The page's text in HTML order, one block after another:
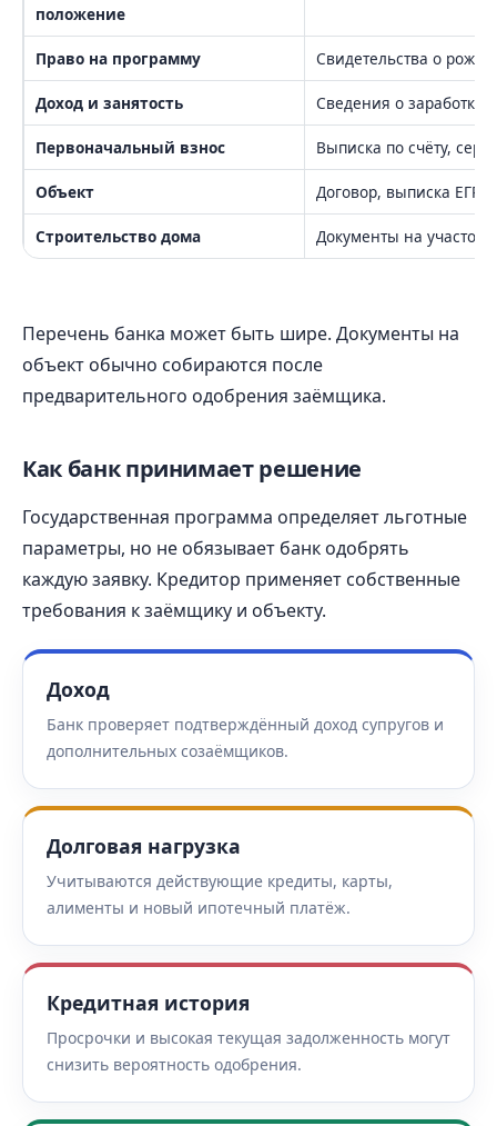
положение
Право на программу Свидетельства о
Доход и занятость Сведения о заработке,
Первоначальный взнос Выписка по счёту,
Объект Договор, выписка
Строительство дома Документы на участок,
Перечень банка может быть шире. Документы на
объект обычно собираются после
предварительного одобрения заёмщика.
Как банк принимает решение
Государственная программа определяет льготные
параметры, но не обязывает банк одобрять
каждую заявку. Кредитор применяет собственные
требования к заёмщику и объекту.
Доход
Банк проверяет подтверждённый доход супругов и
дополнительных созаёмщиков.
Долговая нагрузка
Учитываются действующие кредиты, карты,
алименты и новый ипотечный платёж.
Кредитная история
Просрочки и высокая текущая задолженность могут
снизить вероятность одобрения.